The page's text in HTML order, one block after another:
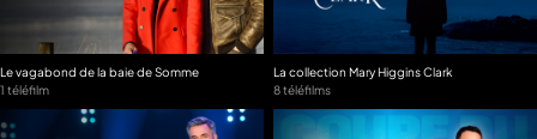
Le vagabond de la baie de Somme
1 téléfilm
La collection Mary Higgins Clark
8 téléfilms